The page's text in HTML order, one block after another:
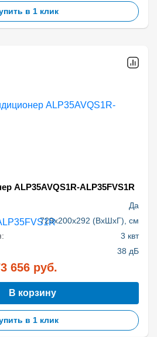
в 1 клик
ALP35AVQS1R-ALP35FVS1R
Да
729x200x292 (ВхШхГ), см
3 квт
38 дБ
656 руб.
В корзину
в 1 клик